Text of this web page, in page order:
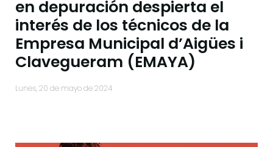
en depuración despierta el
interés de los técnicos de la
Empresa Municipal d’Aigües i
Clavegueram (EMAYA)
lunes, 20 de mayo de 2024